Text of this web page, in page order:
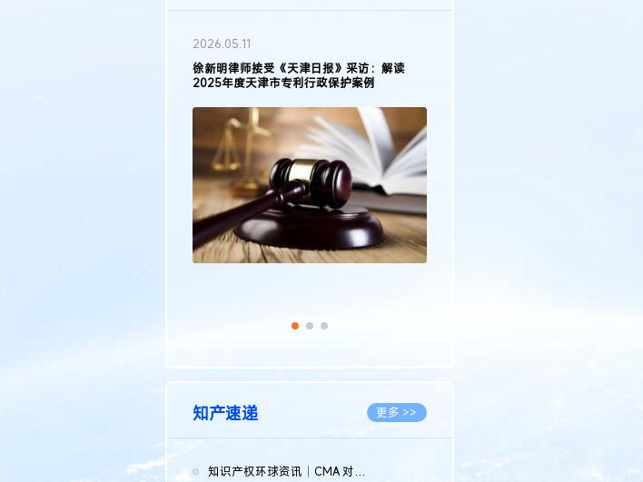
集成电路布图设计
传统文化 更多 >>
2026.03.09
著名知识产权律师徐新明接受《中国经营
报》采访：技术革新下知识产权保护面临新
知产速递 更多 >>
知识产权环球资讯｜CMA 对微软发起调查；批量搬运二手平台数据构...